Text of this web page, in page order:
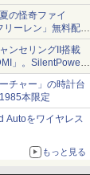
の怪奇ファイ
リーレン」無料配信
ンセリングII搭載
」。SilentPower
チャー」の時計台
本限定
Autoをワイヤレス
もっと見る